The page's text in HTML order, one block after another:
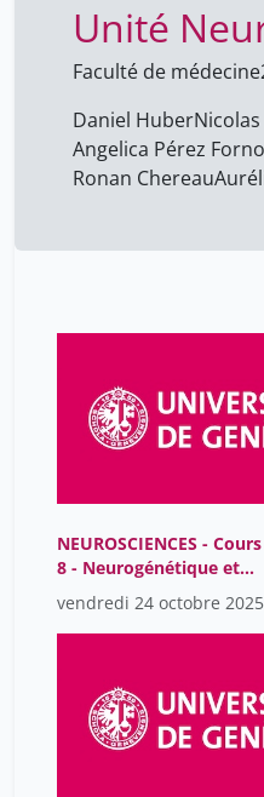
Unité
Faculté de médecine
Daniel Huber
Angelica Pérez
Ronan Chereau
NEUROSCIENCES - Cours
8 - Neurogénétique et
neurodéveloppement
vendredi 24 octobre 2025